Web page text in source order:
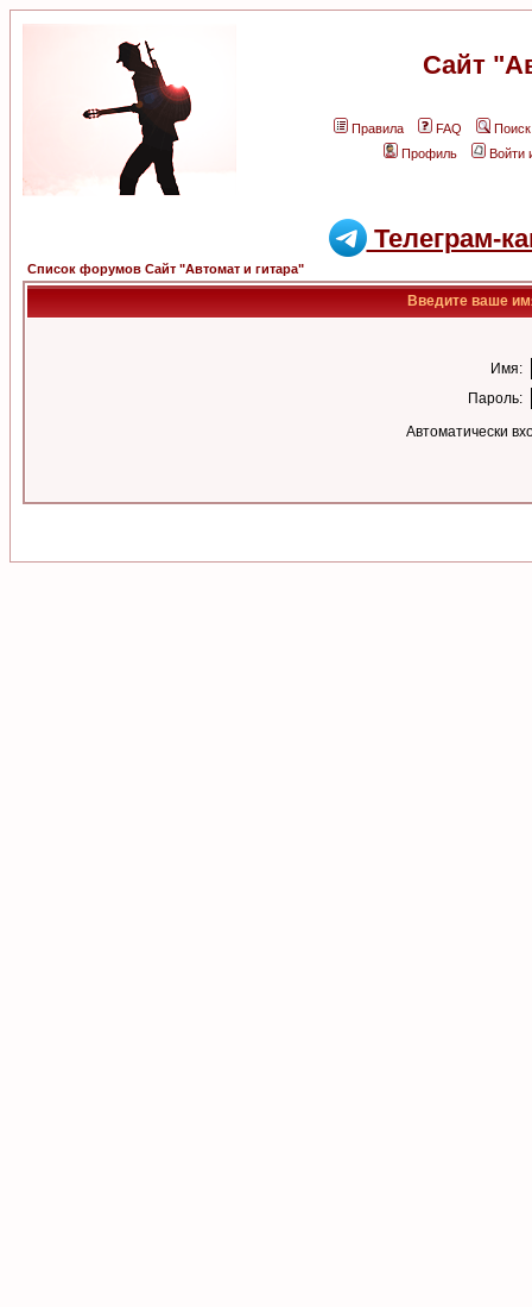
Сайт
Правила FAQ
Поиск
Профиль
Войти
Телеграм-
Список форумов Сайт "Автомат и гитара"
Введите ваше
Имя:
Пароль:
Автоматически